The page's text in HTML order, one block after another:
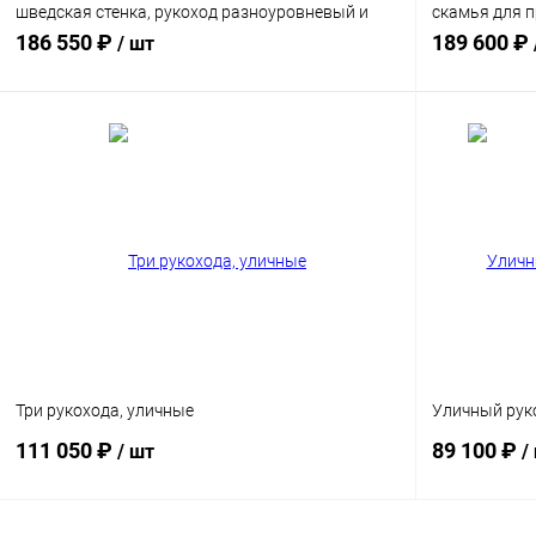
шведская стенка, рукоход разноуровневый и
скамья для пресса.
186 550 ₽ / шт
скамья для
189 600 ₽
Три рукохода, уличные
111 050 ₽ / шт
Уличный
89 100 ₽ /